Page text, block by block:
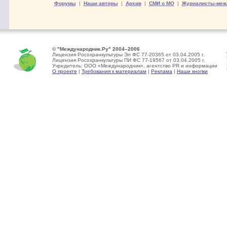
Форумы | Наши авторы | Архив| СМИ о МО| Журналисты-
© "Международник.Ру" 2004–2006
Лицензия Росохранкультуры Эл ФС 77-20365 от 03.04.2005 г.
Лицензия Росохранкультуры ПИ ФС 77-19567 от 03.04.2005 г.
Учредитель: ООО «Международник», агентство PR и информации
О проекте | Требования к материалам | Реклама | Наши кнопки